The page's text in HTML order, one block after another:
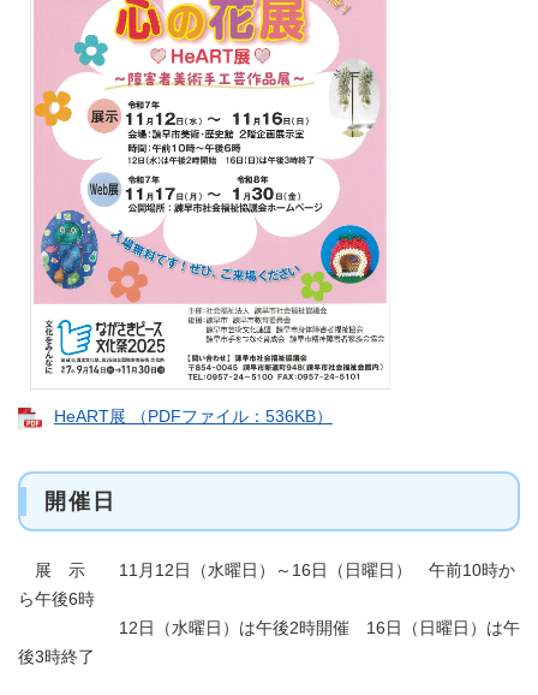
HeART展 （PDFファイル：536KB）
開催日
展 示 11月12日（水曜日）～16日（日曜日） 午前10時か
ら午後6時
12日（水曜日）は午後2時開催 16日（日曜日）は午
後3時終了